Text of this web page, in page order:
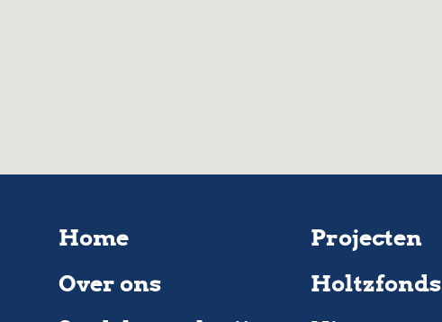
Home
Over ons
Projecten
Holtzfonds